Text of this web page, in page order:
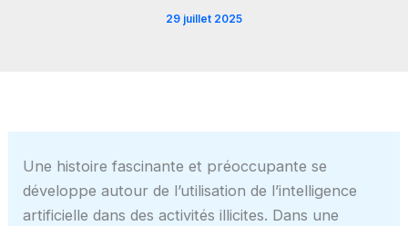
29 juillet 2025
Une histoire fascinante et préoccupante se
développe autour de l’utilisation de l’intelligence
artificielle dans des activités illicites. Dans une